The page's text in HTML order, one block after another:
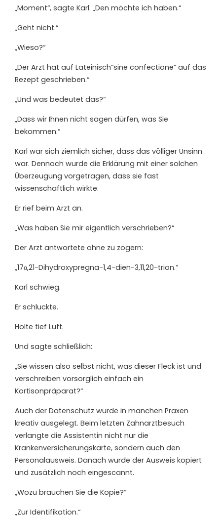
„Moment“, sagte Karl. „Den möchte ich haben.“
„Geht nicht.“
„Wieso?“
„Der Arzt hat auf Lateinisch”sine confectione” auf das
Rezept geschrieben.“
„Und was bedeutet das?“
„Dass wir Ihnen nicht sagen dürfen, was Sie
bekommen.“
Karl war sich ziemlich sicher, dass das völliger Unsinn
war. Dennoch wurde die Erklärung mit einer solchen
Überzeugung vorgetragen, dass sie fast
wissenschaftlich wirkte.
Er rief beim Arzt an.
„Was haben Sie mir eigentlich verschrieben?“
Der Arzt antwortete ohne zu zögern:
„17α,21-Dihydroxypregna-1,4-dien-3,11,20-trion.“
Karl schwieg.
Er schluckte.
Holte tief Luft.
Und sagte schließlich:
„Sie wissen also selbst nicht, was dieser Fleck ist und
verschreiben vorsorglich einfach ein
Kortisonpräparat?“
Auch der Datenschutz wurde in manchen Praxen
kreativ ausgelegt. Beim letzten Zahnarztbesuch
verlangte die Assistentin nicht nur die
Krankenversicherungskarte, sondern auch den
Personalausweis. Danach wurde der Ausweis kopiert
und zusätzlich noch eingescannt.
„Wozu brauchen Sie die Kopie?“
„Zur Identifikation.“